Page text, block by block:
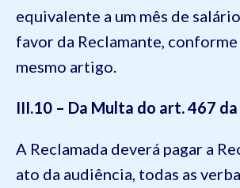
equivalente a um mês de
favor da Reclamante, conforme
mesmo artigo.
III.10 – Da Multa do art. 467 da
A Reclamada deverá pagar a
ato da audiência, todas as